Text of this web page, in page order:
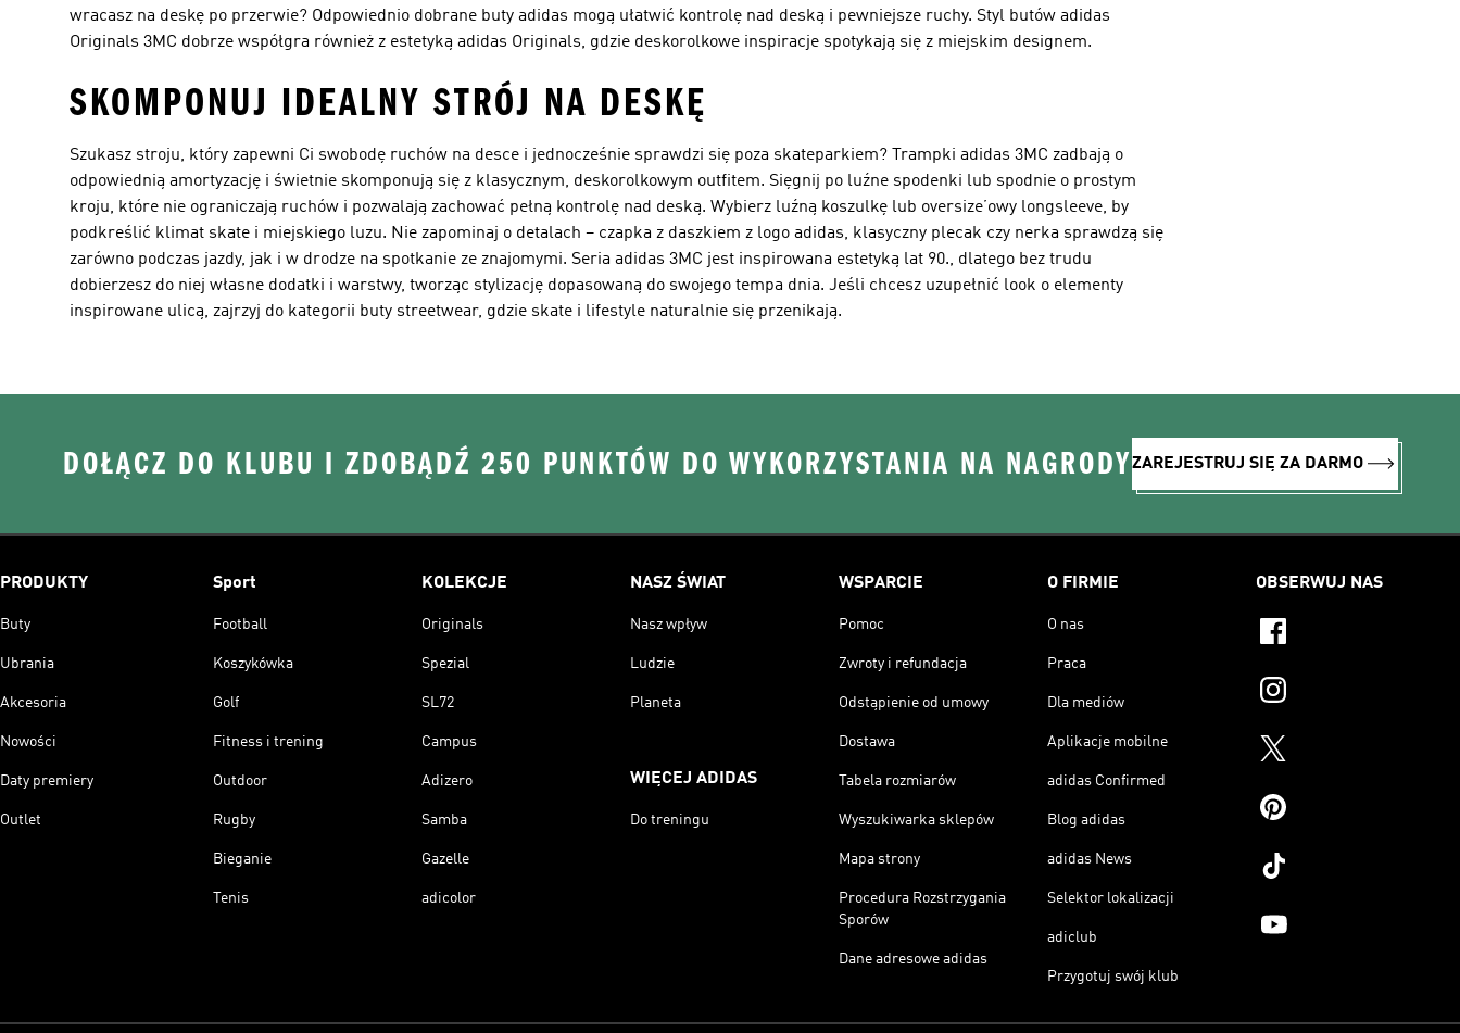
wracasz na deskę po przerwie? Odpowiednio dobrane buty adidas mogą ułatwić kontrolę nad deską i pewniejsze ruchy. Styl butów adidas
Originals 3MC dobrze współgra również z estetyką adidas Originals, gdzie deskorolkowe inspiracje spotykają się z miejskim designem.
SKOMPONUJ IDEALNY STRÓJ NA DESKĘ
Szukasz stroju, który zapewni Ci swobodę ruchów na desce i jednocześnie sprawdzi się poza skateparkiem? Trampki adidas 3MC zadbają o
odpowiednią amortyzację i świetnie skomponują się z klasycznym, deskorolkowym outfitem. Sięgnij po luźne spodenki lub spodnie o prostym
kroju, które nie ograniczają ruchów i pozwalają zachować pełną kontrolę nad deską. Wybierz luźną koszulkę lub oversize’owy longsleeve, by
podkreślić klimat skate i miejskiego luzu. Nie zapominaj o detalach – czapka z daszkiem z logo adidas, klasyczny plecak czy nerka sprawdzą się
zarówno podczas jazdy, jak i w drodze na spotkanie ze znajomymi. Seria adidas 3MC jest inspirowana estetyką lat 90., dlatego bez trudu
dobierzesz do niej własne dodatki i warstwy, tworząc stylizację dopasowaną do swojego tempa dnia. Jeśli chcesz uzupełnić look o elementy
inspirowane ulicą, zajrzyj do kategorii buty streetwear, gdzie skate i lifestyle naturalnie się przenikają.
DOŁĄCZ DO KLUBU I ZDOBĄDŹ 250 PUNKTÓW DO WYKORZYSTANIA NA NAGRODYZAREJESTRUJ SIĘ ZA DARMO
PRODUKTY
Buty
Ubrania
Akcesoria
Nowości
Daty premiery
Outlet
Sport
Football
Koszykówka
Golf
Fitness i trening
Outdoor
Rugby
Bieganie
Tenis
KOLEKCJE
Originals
Spezial
SL72
Campus
Adizero
Samba
Gazelle
adicolor
NASZ ŚWIAT
Nasz wpływ
Ludzie
Planeta
WIĘCEJ ADIDAS
Do treningu
WSPARCIE
Pomoc
Zwroty i refundacja
Odstąpienie od umowy
Dostawa
Tabela rozmiarów
Wyszukiwarka sklepów
Mapa strony
Procedura Rozstrzygania
Sporów
Dane adresowe adidas
O FIRMIE
O nas
Praca
Dla mediów
Aplikacje mobilne
adidas Confirmed
Blog adidas
adidas News
Selektor lokalizacji
adiclub
Przygotuj swój klub
OBSERWUJ NAS